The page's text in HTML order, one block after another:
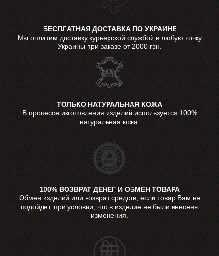
БЕСПЛАТНАЯ ДОСТАВКА ПО УКРАИНЕ
Мы оплатим доставку курьерской службой в любую точку
Украины при заказе от 2000 грн.
ТОЛЬКО НАТУРАЛЬНАЯ КОЖА
В процессе изготовления изделий используется 100%
натуральная кожа.
100% ВОЗВРАТ ДЕНЕГ И ОБМЕН ТОВАРА
Обмен изделий или возврат средств, если товар Вам не
подойдет, при условии, что в изделие не были внесены
изменения.